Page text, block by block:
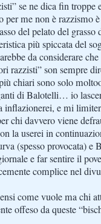
se ne dica fin
per me non è razzismo
del pelato del
più spiccata del
da considerare
razzisti” son sempre
chiari sono solo
di Balotelli… io
inflazionerei, e mi
chi davvero viene
la userei in
(spesso provocata) e
e far sentire il
complice nel
come vuole ma chi
offeso da queste